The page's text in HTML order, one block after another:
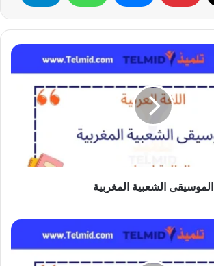
الموسيقى الشعبية المغربية